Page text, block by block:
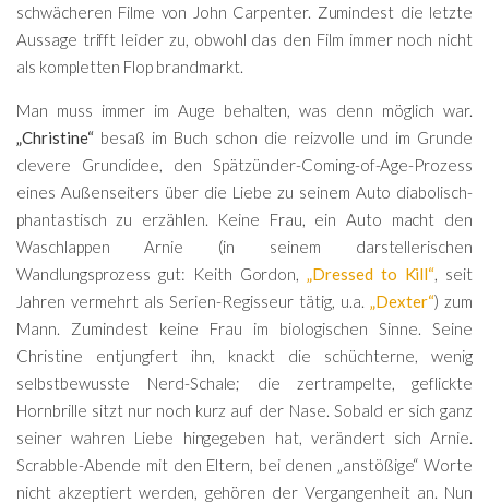
schwächeren Filme von John Carpenter. Zumindest die letzte
Aussage trifft leider zu, obwohl das den Film immer noch nicht
als kompletten Flop brandmarkt.
Man muss immer im Auge behalten, was denn möglich war.
„Christine“besaß im Buch schon die reizvolle und im Grunde
clevere Grundidee, den Spätzünder-Coming-of-Age-Prozess
eines Außenseiters über die Liebe zu seinem Auto diabolisch-
phantastisch zu erzählen. Keine Frau, ein Auto macht den
Waschlappen Arnie (in seinem darstellerischen
Wandlungsprozess gut: Keith Gordon,
„Dressed to Kill“ , seit
Jahren vermehrt als Serien-Regisseur tätig, u.a.
„Dexter“) zum
Mann. Zumindest keine Frau im biologischen Sinne. Seine
Christine entjungfert ihn, knackt die schüchterne, wenig
selbstbewusste Nerd-Schale; die zertrampelte, geflickte
Hornbrille sitzt nur noch kurz auf der Nase. Sobald er sich ganz
seiner wahren Liebe hingegeben hat, verändert sich Arnie.
Scrabble-Abende mit den Eltern, bei denen „anstößige“ Worte
nicht akzeptiert werden, gehören der Vergangenheit an. Nun